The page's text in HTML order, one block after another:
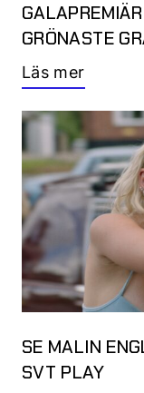
GRÖNASTE
Läs mer
SE MALIN
SVT PLAY